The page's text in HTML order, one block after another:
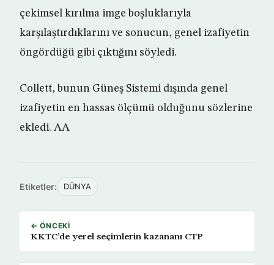
çekimsel kırılma imge boşluklarıyla
karşılaştırdıklarını ve sonucun, genel izafiyetin
öngördüğü gibi çıktığını söyledi.
Collett, bunun Güneş Sistemi dışında genel
izafiyetin en hassas ölçümü olduğunu sözlerine
ekledi. AA
Etiketler: DÜNYA
← ÖNCEKI
KKTC’de yerel seçimlerin kazananı CTP